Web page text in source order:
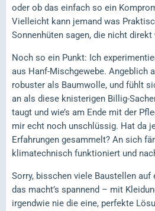
oder ob das einfach so ein
Vielleicht kann jemand was
Sonnenhüten sagen, die nicht
Noch so ein Punkt: Ich
aus Hanf-Mischgewebe. Angeblich
robuster als Baumwolle, und fühlt
an als diese knisterigen Billig-
taugt und wie’s am Ende mit der
mir echt noch unschlüssig. Hat da
Erfahrungen gesammelt? An sich
klimatechnisch funktioniert und
Sorry, bisschen viele Baustellen auf
das macht’s spannend – mit
irgendwie nie die eine, perfekte